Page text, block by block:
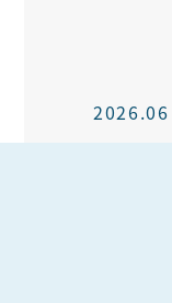
2026.06